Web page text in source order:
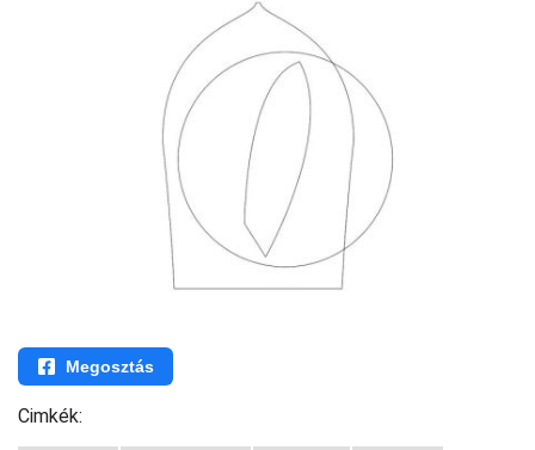
Megosztás
Cimkék: